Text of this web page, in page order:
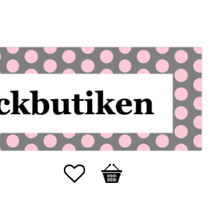
Favoriter
Kundvagn